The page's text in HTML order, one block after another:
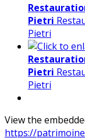
Pietri
Pietri
Pietri
Pietri
View the
https://